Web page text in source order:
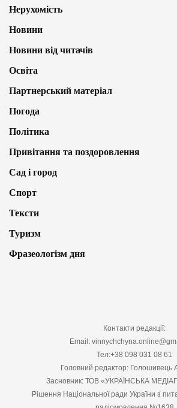
Нерухомість
Новини
Новини від читачів
Освіта
Партнерський матеріал
Погода
Політика
Привітання та поздоровлення
Сад і город
Спорт
Тексти
Туризм
Фразеологізм дня
Контакти редакції:
Email:
Тел:+38 098 031 08 61
Головний редактор: Голошивець
Засновник: ТОВ «УКРАЇНСЬКА
Рішення Національної ради України з